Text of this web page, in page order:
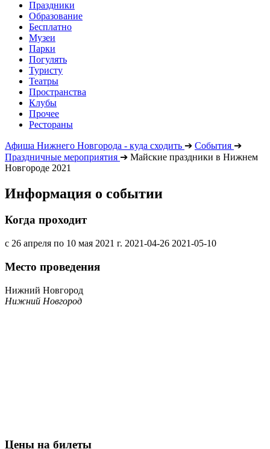
Праздники
Образование
Бесплатно
Музеи
Парки
Погулять
Туристу
Театры
Пространства
Клубы
Прочее
Рестораны
Афиша Нижнего Новгорода - куда сходить ➔ События ➔
Праздничные мероприятия ➔ Майские праздники в Нижнем
Новгороде 2021
Информация о событии
Когда проходит
с 26 апреля по 10 мая 2021 г. 2021-04-26 2021-05-10
Место проведения
Нижний Новгород
Нижний Новгород
Цены на билеты